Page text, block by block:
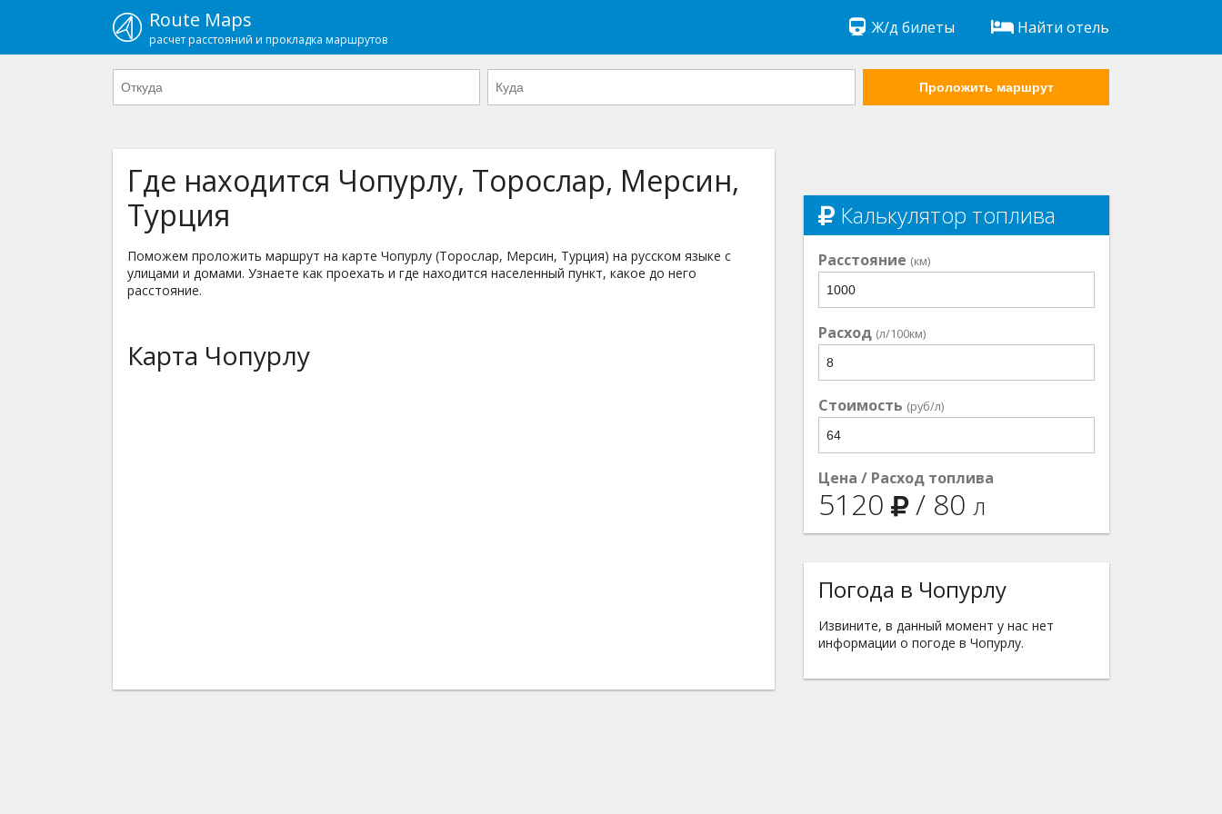
Route Maps
расчет расстояний и прокладка маршрутов
Ж/д билеты Найти отель
Проложить маршрут
Где находится Чопурлу, Торослар, Мерсин,
Турция
Поможем проложить маршрут на карте Чопурлу (Торослар, Мерсин, Турция) на русском языке с
улицами и домами. Узнаете как проехать и где находится населенный пункт, какое до него
расстояние.
Карта Чопурлу
Калькулятор топлива
Расстояние (км)
Расход (л/100км)
Стоимость (руб/л)
Цена / Расход топлива
5120 / 80 л
Погода в Чопурлу
Извините, в данный момент у нас нет
информации о погоде в Чопурлу.